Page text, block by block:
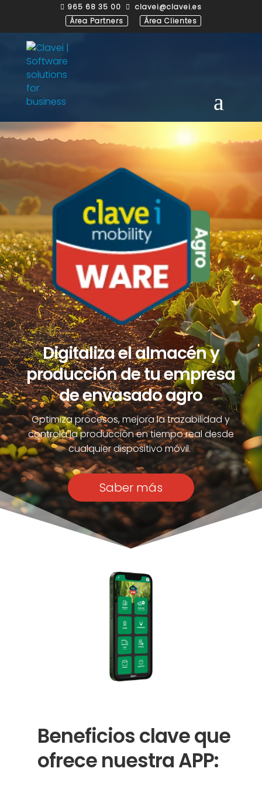
 965 68 35 00 
clavei@clavei.es
Área Partners
Área Clientes
Digitaliza el almacén y
producción de tu empresa
de envasado agro
Optimiza procesos, mejora la trazabilidad y
controla la producción en tiempo real desde
cualquier dispositivo móvil.
Saber más
Beneficios clave que
ofrece nuestra APP: